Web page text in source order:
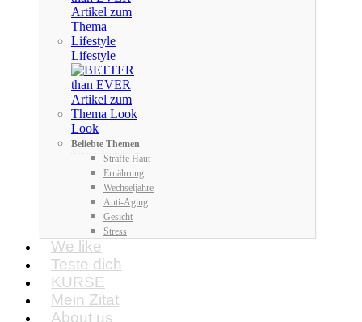
Lifestyle
Look
Beliebte Themen
Straffe Haut
Ernährung
Wechseljahre
Anti-Aging
Gesicht
Stress
We like
Teste dich
KURSE
Mein Zitat
About us